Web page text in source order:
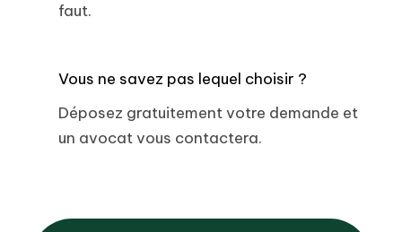
faut.
Vous ne savez pas lequel choisir ?
Déposez gratuitement votre demande et
un avocat vous contactera.